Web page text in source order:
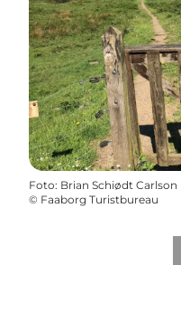
Foto: Brian Schiødt Carlson
© Faaborg Turistbureau